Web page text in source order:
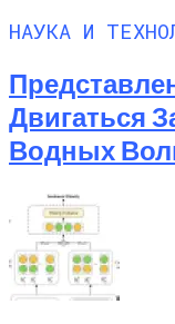
НАУКА И
Двигаться
Водных